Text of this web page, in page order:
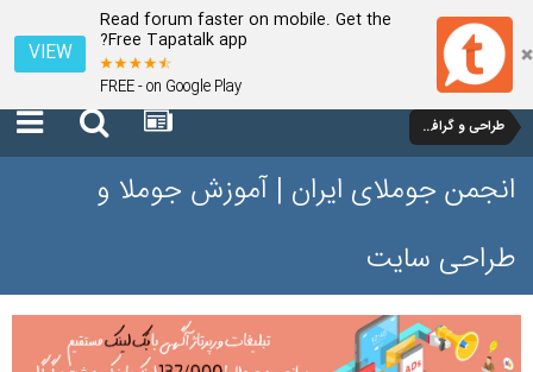
Read forum faster on mobile. Get the
Free Tapatalk app?
FREE - on Google Play
VIEW
طراحی و گرافیک
انجمن جوملای ایران | آموزش جوملا و
طراحی سایت